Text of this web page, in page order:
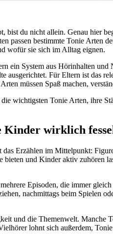
bist du nicht allein. Genau hier
passen bestimmte Tonie Arten
wofür sie sich im Alltag eignen.
ein System aus Hörinhalten
ausgerichtet. Für Eltern ist das
müssen Spaß machen,
wichtigsten Tonie Arten, ihre
Kinder wirklich
Erzählen im Mittelpunkt:
und Kinder aktiv zuhören
Episoden, die immer
nachmittags beim Spielen
und die Themenwelt.
lohnt sich außerdem,